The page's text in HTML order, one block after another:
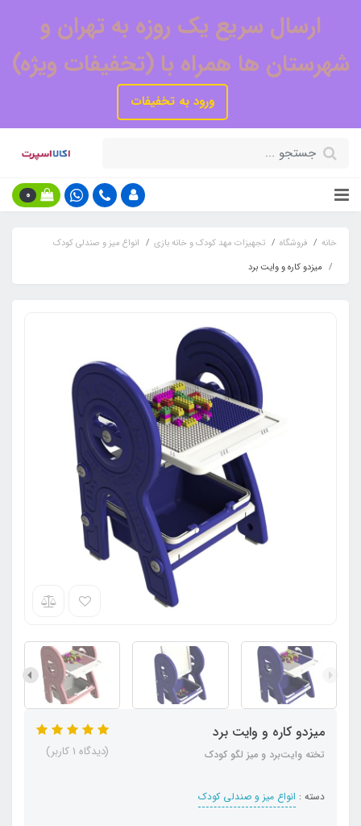
ارسال سریع یک روزه به تهران و
شهرستان ها همراه با (تخفیفات ویژه)
ورود به تخفیفات
0
خانه فروشگاه تجهیزات مهد کودک و خانه بازی
انواع میز و صندلی کودک
میزدو کاره و وایت برد
میزدو کاره و وایت برد
تخته وایت‌برد و میز لگو کودک
دسته : انواع میز و صندلی کودک
(دیدگاه 1 کاربر)